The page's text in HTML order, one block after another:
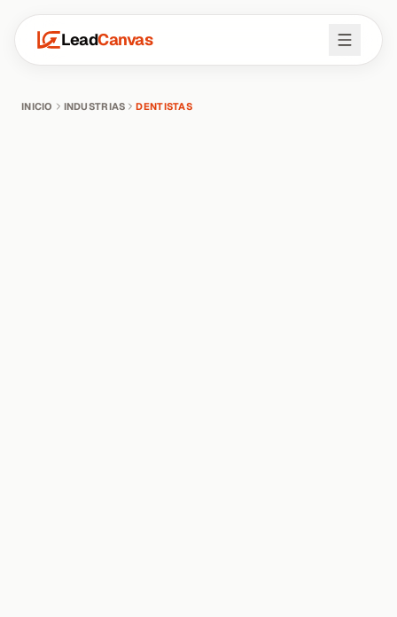
LeadCanvas
INICIO INDUSTRIAS DENTISTAS